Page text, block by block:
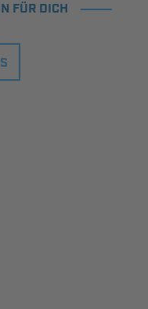
FÜR DICH